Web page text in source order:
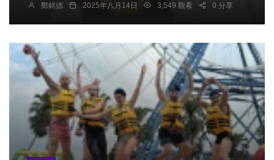
鄭銘德 2025年八月14日 3,549 觀看 0 分享